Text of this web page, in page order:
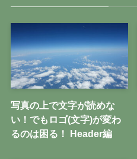
写真の上で文字が読めな
い！でもロゴ(文字)が変わ
るのは困る！ Header編